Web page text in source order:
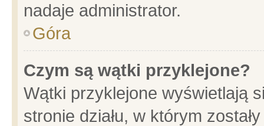
nadaje administrator.
Góra
Czym są wątki przyklejone?
Wątki przyklejone wyświetlają
stronie działu, w którym